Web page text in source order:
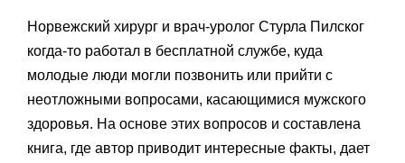
Норвежский хирург и врач-уролог Стурла Пилског
когда-то работал в бесплатной службе, куда
молодые люди могли позвонить или прийти с
неотложными вопросами, касающимися мужского
здоровья. На основе этих вопросов и составлена
книга, где автор приводит интересные факты, дает